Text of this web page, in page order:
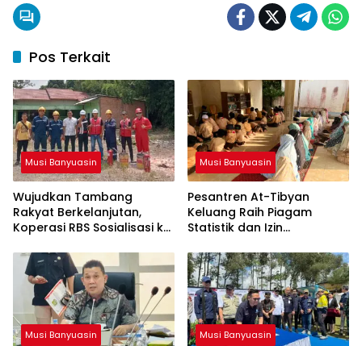
Pos Terkait
Musi Banyuasin
Wujudkan Tambang
Rakyat Berkelanjutan,
Koperasi RBS Sosialisasi ke
GEP
Musi Banyuasin
Pesantren At-Tibyan
Keluang Raih Piagam
Statistik dan Izin
Kemenag RI
Musi Banyuasin Musi Banyuasin